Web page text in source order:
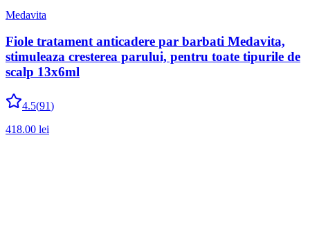
Medavita
Fiole tratament anticadere par barbati Medavita,
stimuleaza cresterea parului, pentru toate tipurile de
scalp 13x6ml
4.5(91)
418.00 lei